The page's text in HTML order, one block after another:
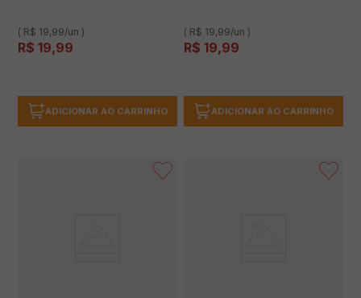
( R$ 19,99/un )
R$ 19,99
ADICIONAR AO CARRINHO
( R$ 19,99/un )
R$ 19,99
ADICIONAR AO CARRINHO